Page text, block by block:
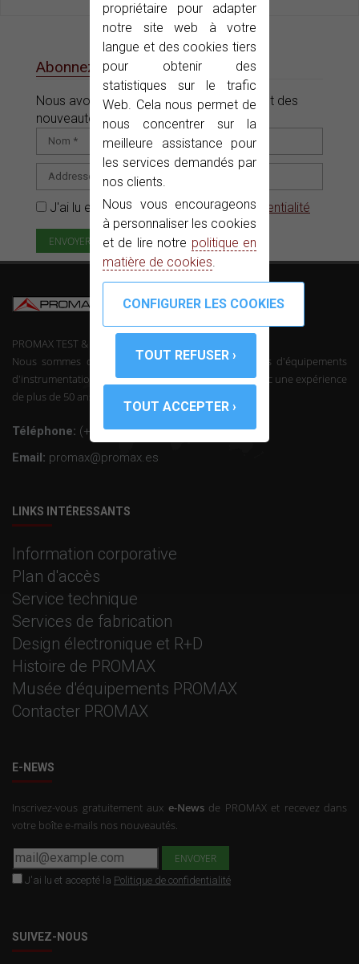
propriétaire pour adapter
notre site web à votre
langue et des cookies tiers
pour obtenir des
statistiques sur le trafic
Web. Cela nous permet de
nous concentrer sur la
meilleure assistance pour
les services demandés par
nos clients.
Nous vous encourageons
à personnaliser les cookies
et de lire notre politique en
matière de cookies.
Abonnez-vous à notre e-News
Nous avons des offres, des promotions et des
nouveautés pour vous.
J'ai lu et accepté laPolitique de confidentialité
PROMAX TEST & MEASUREMENT, SLU ©
Nous sommes des fabricants de télécommunications d'équipements
d'instrumentation et l'électronique professionnelle avec une expérience
de plus de 50 ans dans le secteur.
Téléphone: (+34) 931 847 700
Email: promax@promax.es
LINKS INTÉRESSANTS
Information corporative
Plan d'accès
Service technique
Services de fabrication
Design électronique et R+D
Histoire de PROMAX
Musée d'équipements PROMAX
Contacter PROMAX
E-NEWS
Inscrivez-vous gratuitement aux e-Newsde PROMAX et recevez dans
votre boîte e-mails nos nouveautés.
J'ai lu et accepté la Politique de confidentialité
SUIVEZ-NOUS